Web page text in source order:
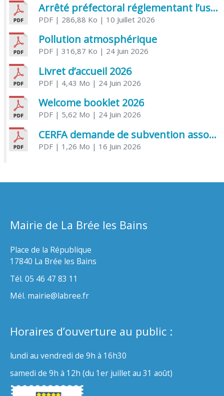
Arrêté préfectoral réglementant l’usage de l’eau
PDF| 286,88 Ko | 10 Juillet 2026
Pollution atmosphérique
PDF| 316,87 Ko | 24 Juin 2026
Livret d’accueil 2026
PDF| 4,43 Mo | 24 Juin 2026
Welcome booklet 2026
PDF| 5,62 Mo | 24 Juin 2026
CERFA demande de subvention association
PDF| 1,26 Mo | 16 Juin 2026
Mairie de La Brée les Bains
Place de la République
17840 La Brée les Bains
Tél. 05 46 47 83 11
Mél. mairie@labree.fr
Horaires d’ouverture au public :
lundi au vendredi de 9h à 16h30
samedi de 9h à 12h (du 1er juillet au 31 août)